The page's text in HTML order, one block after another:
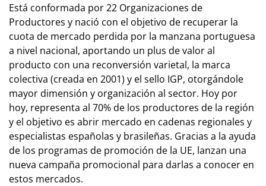
Está conformada por 22 Organizaciones de
Productores y nació con el objetivo de recuperar la
cuota de mercado perdida por la manzana portuguesa
a nivel nacional, aportando un plus de valor al
producto con una reconversión varietal, la marca
colectiva (creada en 2001) y el sello IGP, otorgándole
mayor dimensión y organización al sector. Hoy por
hoy, representa al 70% de los productores de la región
y el objetivo es abrir mercado en cadenas regionales y
especialistas españolas y brasileñas. Gracias a la ayuda
de los programas de promoción de la UE, lanzan una
nueva campaña promocional para darlas a conocer en
estos mercados.